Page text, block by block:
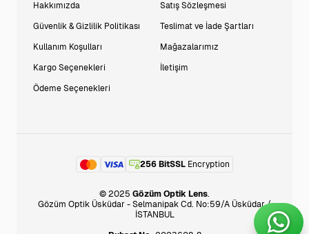
Hakkımızda
Güvenlik & Gizlilik Politikası
Kullanım Koşulları
Kargo Seçenekleri
Ödeme Seçenekleri
Satış Sözleşmesi
Teslimat ve İade Şartları
Mağazalarımız
İletişim
256 BitSSL Encryption
© 2025 Gözüm Optik Lens.
Gözüm Optik Üsküdar - Selmanipak Cd. No:59/A Üsküdar /
İSTANBUL